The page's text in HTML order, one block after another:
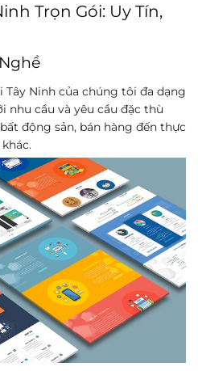
Trọn Gói: Uy Tín,
Ninh của chúng tôi đa dạng
nhu cầu và yêu cầu đặc thù
động sản, bán hàng đến thực